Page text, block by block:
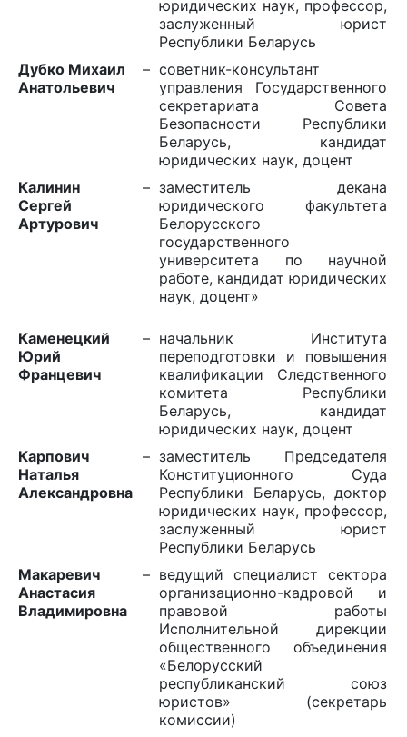
юридических наук, профессор,
заслуженный юрист
Республики Беларусь
Дубко Михаил
Анатольевич
– советник-консультант
управления Государственного
секретариата Совета
Безопасности Республики
Беларусь, кандидат
юридических наук, доцент
Калинин
Сергей
Артурович
– заместитель декана
юридического факультета
Белорусского
государственного
университета по научной
работе, кандидат юридических
наук, доцент»
Каменецкий
Юрий
Францевич
– начальник Института
переподготовки и повышения
квалификации Следственного
комитета Республики
Беларусь, кандидат
юридических наук, доцент
Карпович
Наталья
Александровна
– заместитель Председателя
Конституционного Суда
Республики Беларусь, доктор
юридических наук, профессор,
заслуженный юрист
Республики Беларусь
Макаревич
Анастасия
Владимировна
– ведущий специалист сектора
организационно-кадровой и
правовой работы
Исполнительной дирекции
общественного объединения
«Белорусский
республиканский союз
юристов» (секретарь
комиссии)